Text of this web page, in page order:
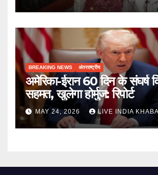
BREAKING NEWS अंतरराष्ट्रीय
अमेरिका-ईरान 60 दिन के संघर्ष
सहमत, खुलेगा होर्मुज: रिपोर्ट
MAY 24, 2026 LIVE INDIA